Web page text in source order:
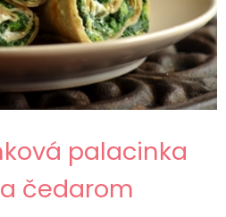
palacinka
čedarom